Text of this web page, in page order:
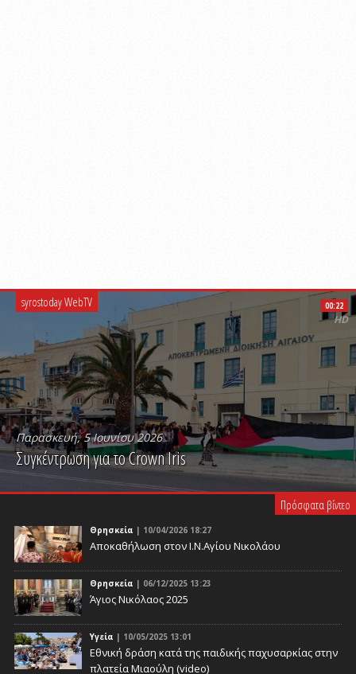
syrostoday WebTV
Παρασκευή, 5 Ιουνίου 2026
Συγκέντρωση για το Crown Iris
PLAY VIDEO
00:22
HD
Πρόσφατα βίντεο
Θρησκεία | 10/04/2026 18:27
Αποκαθήλωση στον Ι.Ν.Αγίου Νικολάου
Θρησκεία | 06/12/2025 13:23
Άγιος Νικόλαος 2025
Υγεία | 10/05/2025 13:01
Eθνική δράση κατά της παιδικής παχυσαρκίας στην
πλατεία Μιαούλη (video)